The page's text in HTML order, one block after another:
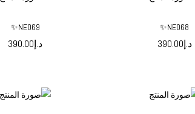
NE068✨
د.إ390.00
NE069✨
د.إ390.00